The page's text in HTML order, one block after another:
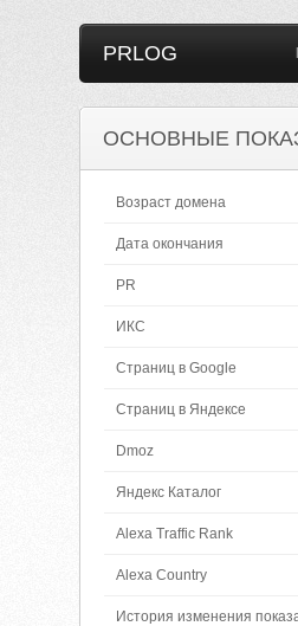
PRLOG
ОСНОВНЫЕ
Возраст домена
Дата окончания
PR
ИКС
Страниц в Google
Страниц в Яндексе
Dmoz
Яндекс Каталог
Alexa Traffic Rank
Alexa Country
История изменения